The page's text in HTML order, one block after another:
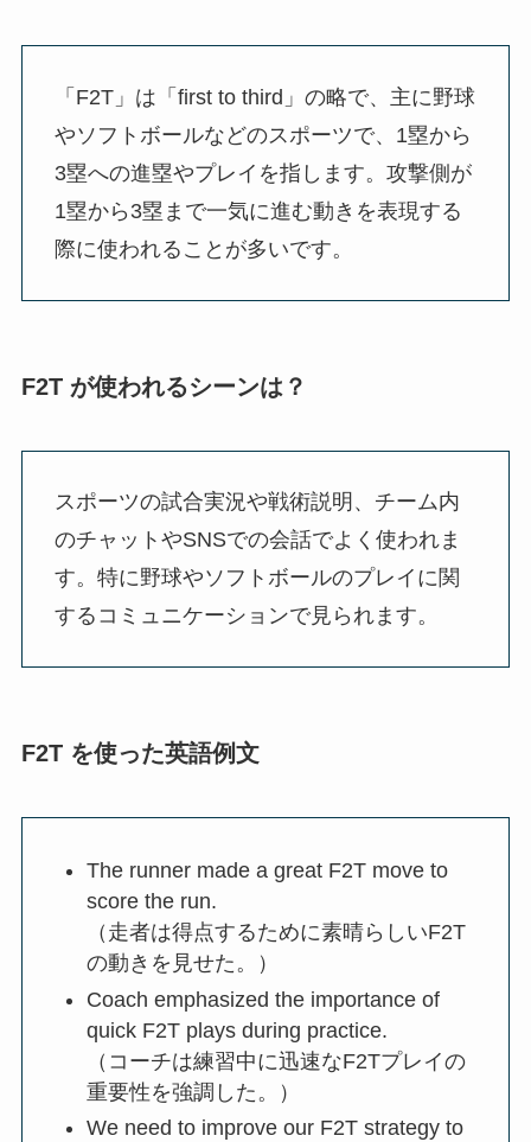
「F2T」は「first to third」の略で、主に野球
やソフトボールなどのスポーツで、1塁から
3塁への進塁やプレイを指します。攻撃側が
1塁から3塁まで一気に進む動きを表現する
際に使われることが多いです。
F2T が使われるシーンは？
スポーツの試合実況や戦術説明、チーム内
のチャットやSNSでの会話でよく使われま
す。特に野球やソフトボールのプレイに関
するコミュニケーションで見られます。
F2T を使った英語例文
The runner made a great F2T move to
score the run.
（走者は得点するために素晴らしいF2T
の動きを見せた。）
Coach emphasized the importance of
quick F2T plays during practice.
（コーチは練習中に迅速なF2Tプレイの
重要性を強調した。）
We need to improve our F2T strategy to